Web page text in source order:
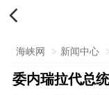

海峡网 > 新闻中心
委内瑞拉代总